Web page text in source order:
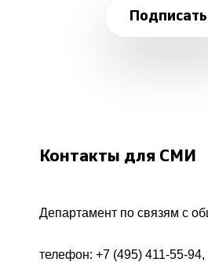
Контакты для СМИ
Департамент по связям с
телефон: +7 (495) 411-55-94,